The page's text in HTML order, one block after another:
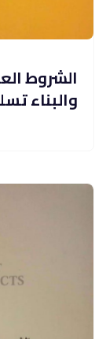
الشروط
والبناء